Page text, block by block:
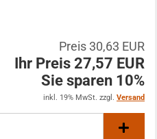
Preis 30,63 EUR
Ihr Preis 27,57 EUR
Sie sparen 10%
inkl. 19% MwSt. zzgl. Versand